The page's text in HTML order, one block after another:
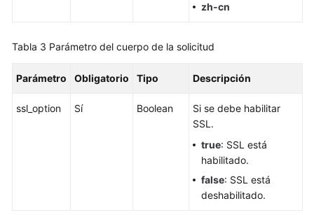
de
de
zh-cn
Tabla 3 Parámetro del cuerpo de la solicitud
Parámetro Obligatorio Tipo Descripción
ssl_option Sí Boolean
Si se debe habilitar
SSL.
true: SSL está
habilitado.
false: SSL está
deshabilitado.